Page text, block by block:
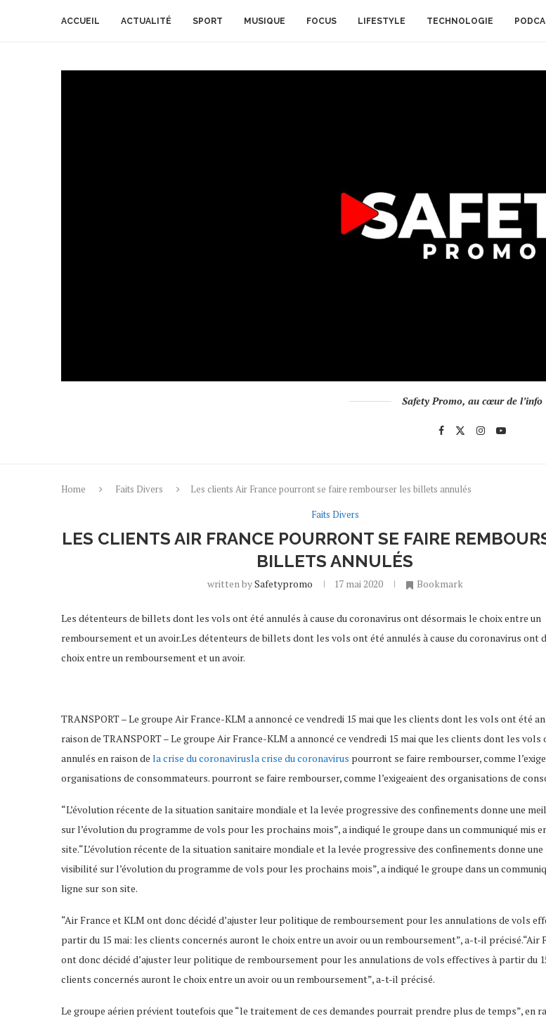
ACCUEIL ACTUALITÉ SPORT MUSIQUE FOCUS LIFESTYLE TECHNOLOGIE
Safety Promo, au cœur de l’info
Home Faits Divers
Les clients Air France pourront se faire rembourser les billets annulés
Faits Divers
LES CLIENTS AIR FRANCE POURRONT SE FAIRE
BILLETS ANNULÉS
written bySafetypromo 17 mai 2020 Bookmark
Les détenteurs de billets dont les vols ont été annulés à cause du coronavirus ont désormais le choix entre un
remboursement et un avoir.Les détenteurs de billets dont les vols ont été annulés à cause du coronavirus ont
choix entre un remboursement et un avoir.
TRANSPORT – Le groupe Air France-KLM a annoncé ce vendredi 15 mai que les clients dont les vols ont été
raison de TRANSPORT – Le groupe Air France-KLM a annoncé ce vendredi 15 mai que les clients dont les vols
annulés en raison de la crise du coronavirusla crise du coronavirus pourront se faire rembourser, comme
organisations de consommateurs. pourront se faire rembourser, comme l’exigeaient des organisations de
“L’évolution récente de la situation sanitaire mondiale et la levée progressive des confinements donne une
sur l’évolution du programme de vols pour les prochains mois”, a indiqué le groupe dans un communiqué mis
site.“L’évolution récente de la situation sanitaire mondiale et la levée progressive des confinements donne
visibilité sur l’évolution du programme de vols pour les prochains mois”, a indiqué le groupe dans un
ligne sur son site.
“Air France et KLM ont donc décidé d’ajuster leur politique de remboursement pour les annulations de vols
partir du 15 mai: les clients concernés auront le choix entre un avoir ou un remboursement”, a-t-il précisé.“Air
ont donc décidé d’ajuster leur politique de remboursement pour les annulations de vols effectives à partir du
clients concernés auront le choix entre un avoir ou un remboursement”, a-t-il précisé.
Le groupe aérien prévient toutefois que “le traitement de ces demandes pourrait prendre plus de temps”, en